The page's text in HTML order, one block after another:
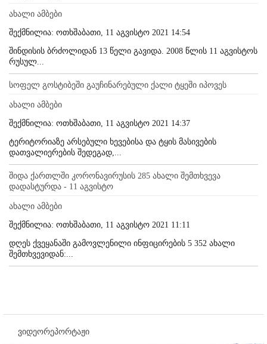
ახალი ამბები
შექმნილია: ოთხშაბათი, 11 აგვისტო 2021 14:54
შინდისის ბრძოლიდან 13 წელი გავიდა. 2008 წლის 11 აგვისტოს
რუსულ...
სოფელ გოსტიბეში გაუჩინარებული ქალი ტყეში იპოვეს
ახალი ამბები
შექმნილია: ოთხშაბათი, 11 აგვისტო 2021 14:37
ტერიტორიაზე არსებული ხევებისა და ტყის მასივების
დათვალიერების შედეგად,...
შიდა ქართლში კორონავირუსის 285 ახალი შემთხვევა
დადასტურდა - 11 აგვისტო
ახალი ამბები
შექმნილია: ოთხშაბათი, 11 აგვისტო 2021 11:11
დღეს ქვეყანაში გამოვლენილი ინფიცირების 5 352 ახალი
შემთხვევიდან:...
ვიდეორეპორტაჟი